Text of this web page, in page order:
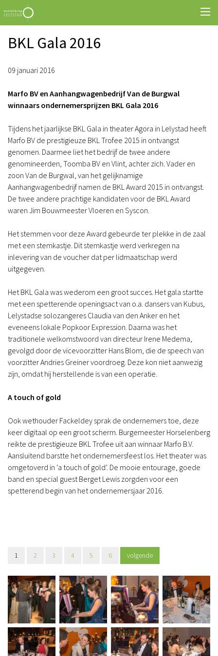
BKL Gala 2016
09 januari 2016
Marfo BV en Aanhangwagenbedrijf Van de Burgwal
winnaars ondernemersprijzen BKL Gala 2016
Tijdens het jaarlijkse BKL Gala in theater Agora in Lelystad heeft
Marfo BV de prestigieuze BKL Trofee 2015 in ontvangst
genomen. Daarmee liet het bedrijf de twee andere
genomineerden, Toomba BV en Vlint, achter zich. Vader en
zoon Van de Burgwal, van het gelijknamige
Aanhangwagenbedrijf namen de BKL Award 2015 in ontvangst.
De twee andere prachtige kandidaten voor de BKL Award
waren Jim Bouwmeester Vloeren en Syscon.
Het stemmen voor deze Award gebeurde ter plekke in de zaal
met een stemkastje. Dit stemkastje werd verkregen na
inlevering van de voucher dat per lidmaatschap werd
uitgegeven.
Het BKL Gala was wederom een groot succes. Het gala startte
met een spetterende openingsact van o.a. dansers van Kubus,
Lelystadse solozangeres Claudia van den Anker en het
eveneens lokale Popkoor Expression. Daarna was het
traditionele welkomstwoord van directeur Irene Medema,
gevolgd door de vicevoorzitter Hans Blom, die de speech van
voorzitter Andries Greiner voordroeg. Deze kon niet aanwezig
zijn, omdat hij herstellende is van een operatie.
A touch of gold
Ook wethouder Fackeldey sprak de ondernemers toe, deze
keer digitaal op een groot scherm. Burgemeester Horselenberg
reikte de prestigieuze BKL Trofee uit aan winnaar Marfo B.V.
Aansluitend barstte het ondernemersfeest los. Het theater was
omgetoverd in ‘a touch of gold’. De mooie entourage, goede
band en special guest Berget Lewis zorgden voor een
spetterend begin van het ondernemersjaar 2016.
1 2 3 4 5 6 volgende